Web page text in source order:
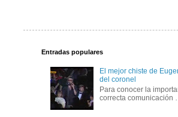
Entradas populares
El mejor chiste de
del coronel
Para conocer la
correcta